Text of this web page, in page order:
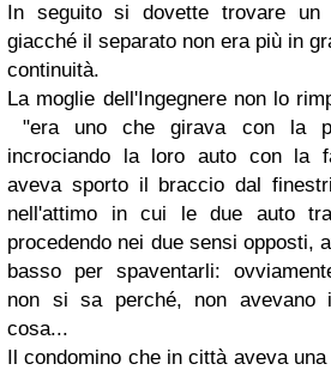
In seguito si dovette trovare un
giacché il separato non era più in
continuità.
La moglie dell'Ingegnere non lo
"era uno che girava con la
incrociando la loro auto con la
aveva sporto il braccio dal
nell'attimo in cui le due auto
procedendo nei due sensi opposti,
basso per spaventarli:
non si sa perché, non avevano
cosa...
Il condomino che in città aveva